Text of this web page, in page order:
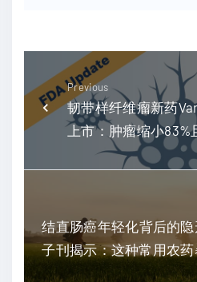
Previous
韧带样纤维瘤新药
上市：肿瘤缩小83%
结直肠癌年轻化背后的
子刊揭示：这种常用农